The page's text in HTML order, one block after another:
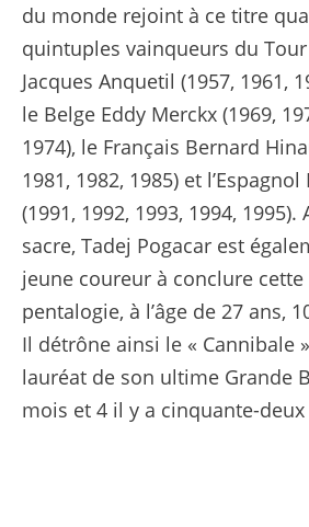
du monde rejoint à ce titre
quintuples vainqueurs du
Jacques Anquetil (1957, 1961,
le Belge Eddy Merckx (1969,
1974), le Français Bernard
1981, 1982, 1985) et
(1991, 1992, 1993, 1994, 1995).
sacre, Tadej Pogacar est
jeune coureur à conclure
pentalogie, à l’âge de 27 ans,
Il détrône ainsi le « Cannibale
lauréat de son ultime Grande
mois et 4 il y a cinquante-deux